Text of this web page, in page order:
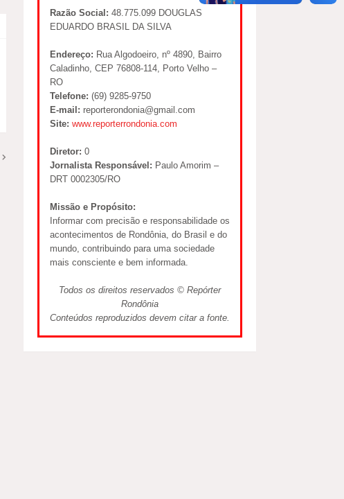
Razão Social: 48.775.099 DOUGLAS
EDUARDO BRASIL DA SILVA
Endereço: Rua Algodoeiro, nº 4890, Bairro
Caladinho, CEP 76808-114, Porto Velho –
RO
Telefone: (69) 9285-9750
E-mail: reporterondonia@gmail.com
Site: www.reporterrondonia.com
Diretor: 0
Jornalista Responsável: Paulo Amorim –
DRT 0002305/RO
Missão e Propósito:
Informar com precisão e responsabilidade os
acontecimentos de Rondônia, do Brasil e do
mundo, contribuindo para uma sociedade
mais consciente e bem informada.
Todos os direitos reservados © Repórter
Rondônia
Conteúdos reproduzidos devem citar a fonte.